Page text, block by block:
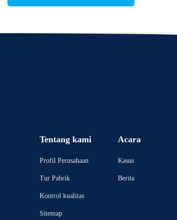
Tentang kami
Profil Perusahaan
Tur Pabrik
Kontrol kualitas
Sitemap
Acara
Kasus
Berita